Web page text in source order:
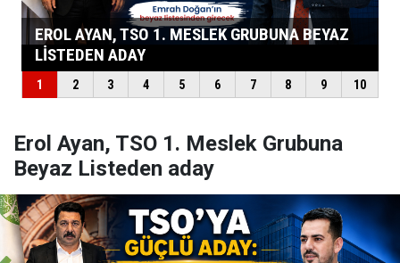
Erol Ayan, TSO 1. Meslek Grubuna
Beyaz Listeden aday